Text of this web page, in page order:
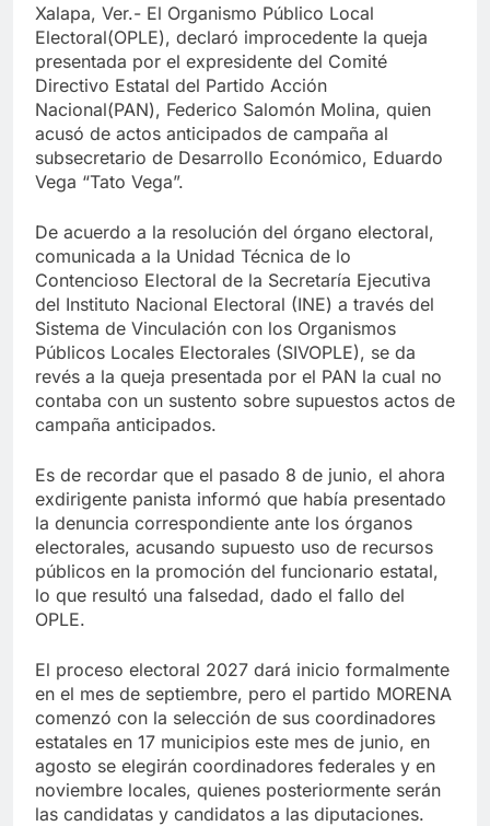
Xalapa, Ver.- El Organismo Público Local
Electoral(OPLE), declaró improcedente la queja
presentada por el expresidente del Comité
Directivo Estatal del Partido Acción
Nacional(PAN), Federico Salomón Molina, quien
acusó de actos anticipados de campaña al
subsecretario de Desarrollo Económico, Eduardo
Vega “Tato Vega”.
De acuerdo a la resolución del órgano electoral,
comunicada a la Unidad Técnica de lo
Contencioso Electoral de la Secretaría Ejecutiva
del Instituto Nacional Electoral (INE) a través del
Sistema de Vinculación con los Organismos
Públicos Locales Electorales (SIVOPLE), se da
revés a la queja presentada por el PAN la cual no
contaba con un sustento sobre supuestos actos de
campaña anticipados.
Es de recordar que el pasado 8 de junio, el ahora
exdirigente panista informó que había presentado
la denuncia correspondiente ante los órganos
electorales, acusando supuesto uso de recursos
públicos en la promoción del funcionario estatal,
lo que resultó una falsedad, dado el fallo del
OPLE.
El proceso electoral 2027 dará inicio formalmente
en el mes de septiembre, pero el partido MORENA
comenzó con la selección de sus coordinadores
estatales en 17 municipios este mes de junio, en
agosto se elegirán coordinadores federales y en
noviembre locales, quienes posteriormente serán
las candidatas y candidatos a las diputaciones.